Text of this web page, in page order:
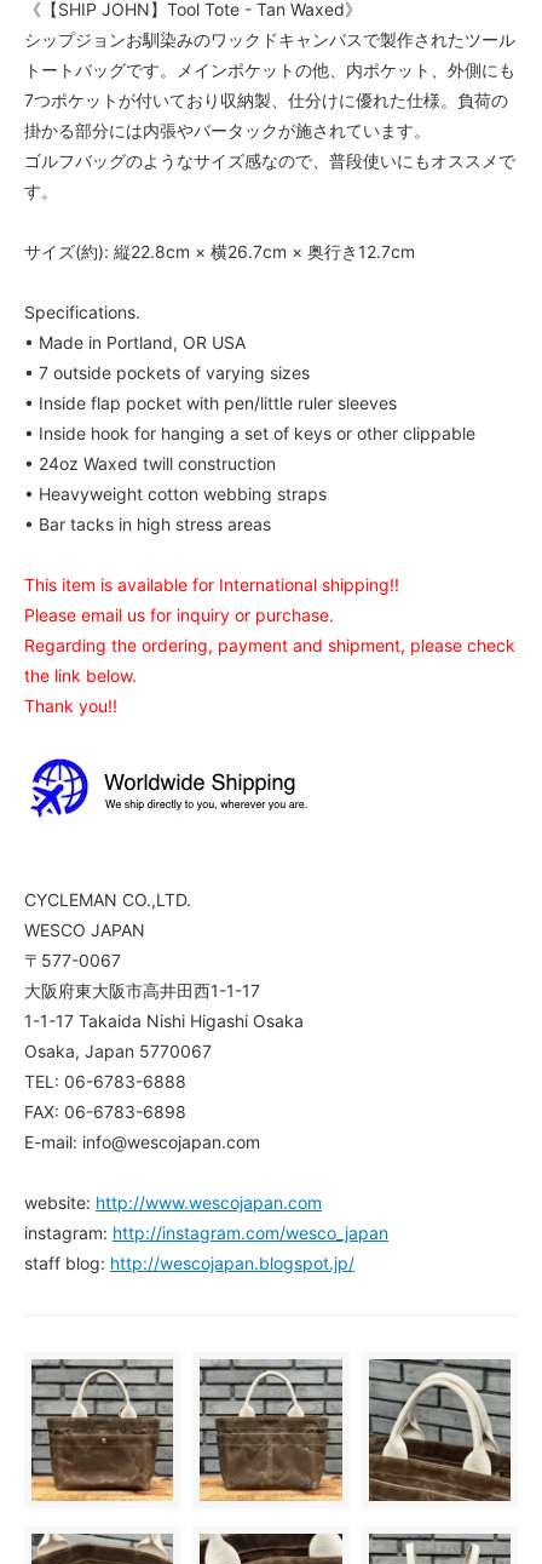
《【SHIP JOHN】Tool Tote - Tan Waxed》
シップジョンお馴染みのワックドキャンバスで製作されたツール
トートバッグです。メインポケットの他、内ポケット、外側にも
7つポケットが付いており収納製、仕分けに優れた仕様。負荷の
掛かる部分には内張やバータックが施されています。
ゴルフバッグのようなサイズ感なので、普段使いにもオススメで
す。
サイズ(約): 縦22.8cm × 横26.7cm × 奥行き12.7cm
Specifications.
• Made in Portland, OR USA
• 7 outside pockets of varying sizes
• Inside flap pocket with pen/little ruler sleeves
• Inside hook for hanging a set of keys or other clippable
• 24oz Waxed twill construction
• Heavyweight cotton webbing straps
• Bar tacks in high stress areas
This item is available for International shipping!!
Please email us for inquiry or purchase.
Regarding the ordering, payment and shipment, please check
the link below.
Thank you!!
CYCLEMAN CO.,LTD.
WESCO JAPAN
〒577-0067
大阪府東大阪市高井田西1-1-17
1-1-17 Takaida Nishi Higashi Osaka
Osaka, Japan 5770067
TEL: 06-6783-6888
FAX: 06-6783-6898
E-mail: info@wescojapan.com
website: http://www.wescojapan.com
instagram: http://instagram.com/wesco_japan
staff blog: http://wescojapan.blogspot.jp/